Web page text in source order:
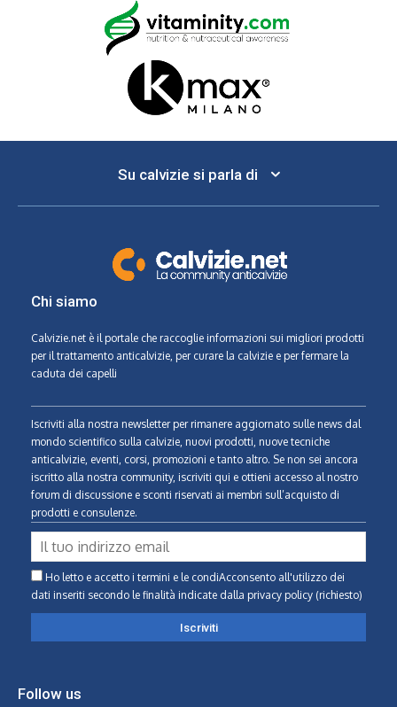
Su calvizie si parla di
Chi siamo
Calvizie.net è il portale che raccoglie informazioni sui migliori prodotti
per il trattamento anticalvizie, per curare la calvizie e per fermare la
caduta dei capelli
Iscriviti alla nostra newsletter per rimanere aggiornato sulle news dal
mondo scientifico sulla calvizie, nuovi prodotti, nuove tecniche
anticalvizie, eventi, corsi, promozioni e tanto altro. Se non sei ancora
iscritto alla nostra community, iscriviti qui e ottieni accesso al nostro
forum di discussione e sconti riservati ai membri sull’acquisto di
prodotti e consulenze.
Ho letto e accetto i termini e le condiAcconsento all'utilizzo dei
dati inseriti secondo le finalità indicate dalla privacy policy (richiesto)
Follow us